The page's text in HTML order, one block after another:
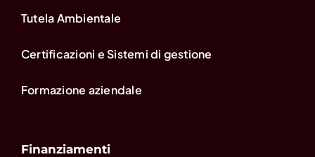
Tutela Ambientale
Certificazioni e Sistemi di gestione
Formazione aziendale
Finanziamenti